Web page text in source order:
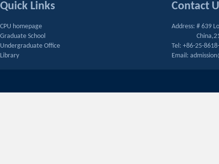
Quick Links
CPU homepage
Graduate School
Undergraduate Office
Library
Contact
Address: # 639
Tel: +86-25-
Email: